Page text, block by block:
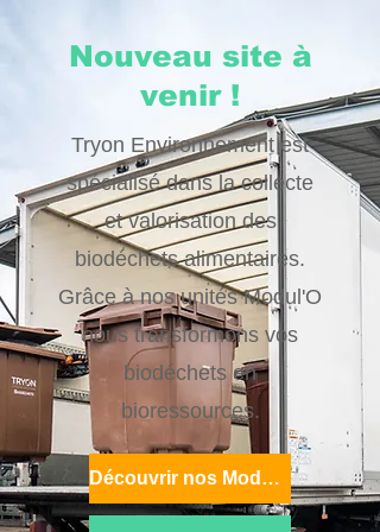
Nouveau site à
venir !
Tryon Environnement est
spécialisé dans la collecte
et valorisation des
biodéchets alimentaires.
Grâce à nos unités Modul'O
nous transformons vos
biodéchets en
bioressources.
Découvrir nos Modul'O